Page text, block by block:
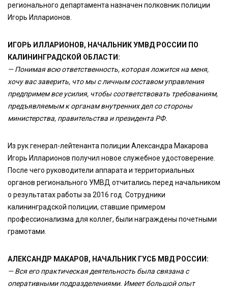
регионального департамента назначен полковник полиции
Игорь Илларионов.
ИГОРЬ ИЛЛАРИОНОВ, НАЧАЛЬНИК УМВД РОССИИ ПО
КАЛИНИНГРАДСКОЙ ОБЛАСТИ:
— Понимая всю ответственность, которая ложится на меня,
хочу вас заверить, что мы с личным составом управления
предпримем все усилия, чтобы соответствовать требованиям,
предъявляемым к органам внутренних дел со стороны
министерства, правительства и президента РФ.
Из рук генерал-лейтенанта полиции Александра Макарова
Игорь Илларионов получил новое служебное удостоверение.
После чего руководители аппарата и территориальных
органов регионального УМВД отчитались перед начальником
о результатах работы за 2016 год. Сотрудники
калининградской полиции, ставшие примером
профессионализма для коллег, были награждены почетными
грамотами.
АЛЕКСАНДР МАКАРОВ, НАЧАЛЬНИК ГУСБ МВД РОССИИ:
— Вся его практическая деятельность была связана с
оперативными подразделениями. Имеет большой опыт